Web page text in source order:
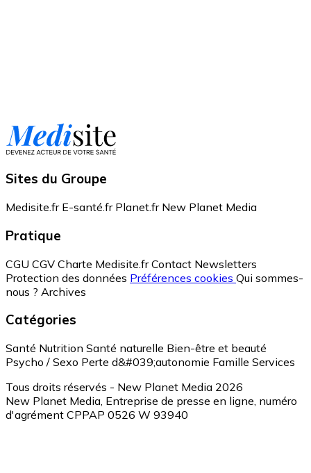
Sites du Groupe
Medisite.fr E-santé.fr Planet.fr New Planet Media
Pratique
CGU CGV Charte Medisite.fr Contact Newsletters
Protection des données Préférences cookies Qui sommes-
nous ? Archives
Catégories
Santé Nutrition Santé naturelle Bien-être et beauté
Psycho / Sexo Perte d&#039;autonomie Famille Services
Tous droits réservés - New Planet Media 2026
New Planet Media, Entreprise de presse en ligne, numéro
d'agrément CPPAP 0526 W 93940